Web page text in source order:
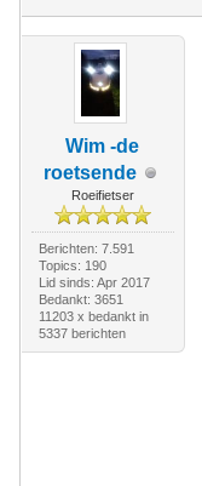
Wim -de
roetsende
Roeifietser
Berichten: 7.591
Topics: 190
Lid sinds: Apr 2017
Bedankt: 3651
11203 x bedankt in
5337 berichten